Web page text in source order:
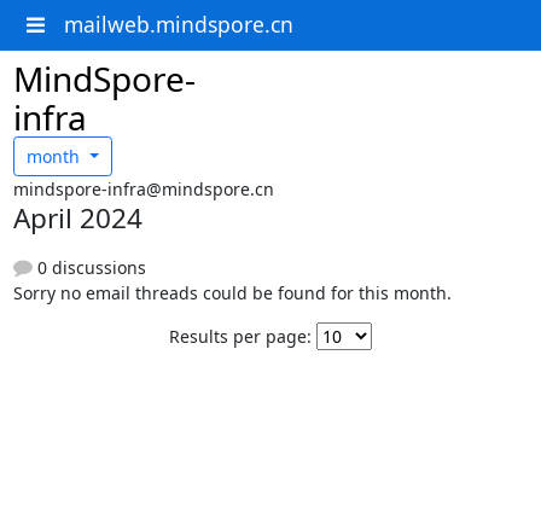
mailweb.mindspore.cn
MindSpore-
infra
month
mindspore-infra@mindspore.cn
April 2024
0 discussions
Sorry no email threads could be found for this month.
Results per page: